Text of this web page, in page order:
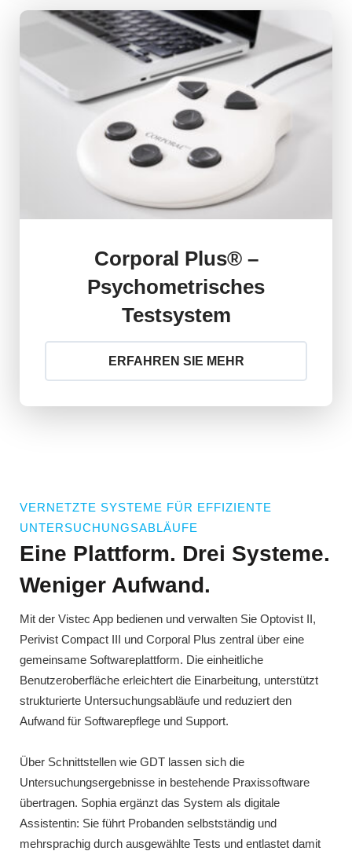
Corporal Plus® –
Psychometrisches
Testsystem
ERFAHREN SIE MEHR
VERNETZTE SYSTEME FÜR EFFIZIENTE
UNTERSUCHUNGSABLÄUFE
Eine Plattform. Drei Systeme.
Weniger Aufwand.
Mit der Vistec App bedienen und verwalten Sie Optovist II,
Perivist Compact III und Corporal Plus zentral über eine
gemeinsame Softwareplattform. Die einheitliche
Benutzeroberfläche erleichtert die Einarbeitung, unterstützt
strukturierte Untersuchungsabläufe und reduziert den
Aufwand für Softwarepflege und Support.
Über Schnittstellen wie GDT lassen sich die
Untersuchungsergebnisse in bestehende Praxissoftware
übertragen. Sophia ergänzt das System als digitale
Assistentin: Sie führt Probanden selbstständig und
mehrsprachig durch ausgewählte Tests und entlastet damit